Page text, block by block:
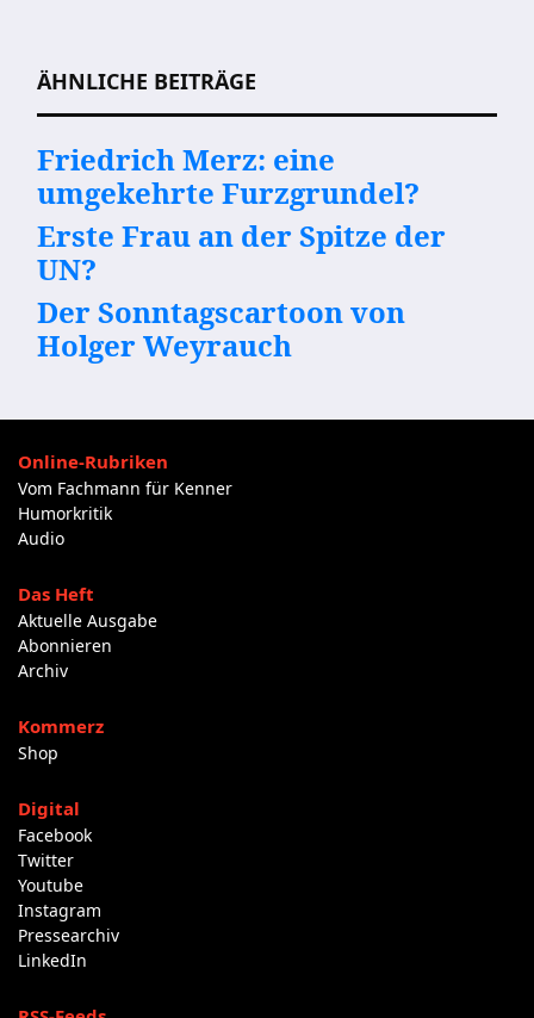
ÄHNLICHE BEITRÄGE
Friedrich Merz: eine
umgekehrte Furzgrundel?
Erste Frau an der Spitze der
UN?
Der Sonntagscartoon von
Holger Weyrauch
Online-Rubriken
Vom Fachmann für Kenner
Humorkritik
Audio
Das Heft
Aktuelle Ausgabe
Abonnieren
Archiv
Kommerz
Shop
Digital
Facebook
Twitter
Youtube
Instagram
Pressearchiv
LinkedIn